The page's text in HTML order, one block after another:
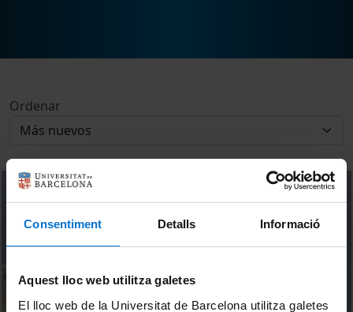
Consentiment Detalls Informació
Aquest lloc web utilitza galetes
El lloc web de la Universitat de Barcelona utilitza galetes
Ordenar